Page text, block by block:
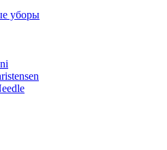
уборы